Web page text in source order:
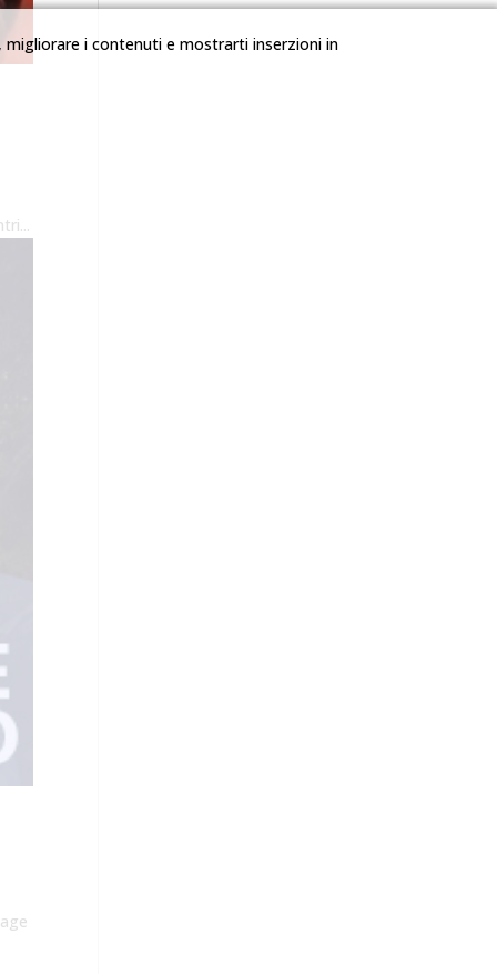
i contenuti e mostrarti inserzioni in